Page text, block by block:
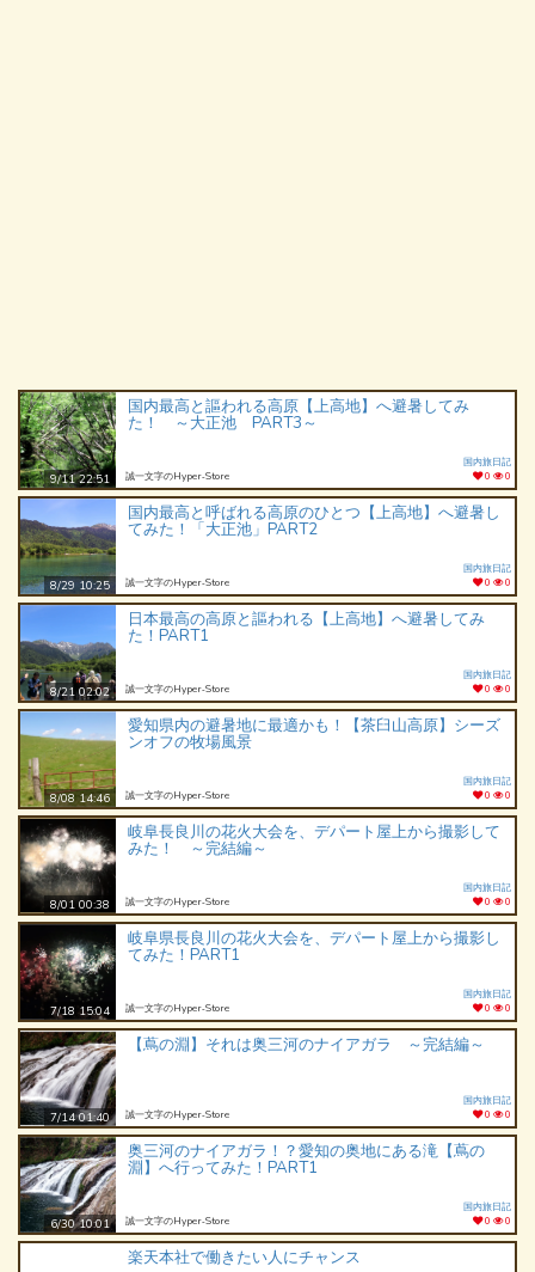
9/11 22:51
国内最高と謳われる高原【上高地】へ避暑してみ
た！ ～大正池 PART3～
誠一文字のHyper‐Store
国内旅日記
0
0
8/29 10:25
国内最高と呼ばれる高原のひとつ【上高地】へ避暑し
てみた！「大正池」PART2
誠一文字のHyper‐Store
国内旅日記
0
0
8/21 02:02
日本最高の高原と謳われる【上高地】へ避暑してみ
た！PART1
誠一文字のHyper‐Store
国内旅日記
0
0
8/08 14:46
愛知県内の避暑地に最適かも！【茶臼山高原】シーズ
ンオフの牧場風景
誠一文字のHyper‐Store
国内旅日記
0
0
8/01 00:38
岐阜長良川の花火大会を、デパート屋上から撮影して
みた！ ～完結編～
誠一文字のHyper‐Store
国内旅日記
0
0
7/18 15:04
岐阜県長良川の花火大会を、デパート屋上から撮影し
てみた！PART1
誠一文字のHyper‐Store
国内旅日記
0
0
7/14 01:40
【蔦の淵】それは奥三河のナイアガラ ～完結編～
誠一文字のHyper‐Store
国内旅日記
0
0
6/30 10:01
奥三河のナイアガラ！？愛知の奥地にある滝【蔦の
淵】へ行ってみた！PART1
誠一文字のHyper‐Store
国内旅日記
0
0
楽天本社で働きたい人にチャンス